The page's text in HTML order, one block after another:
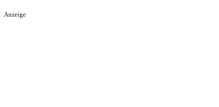
Anzeige